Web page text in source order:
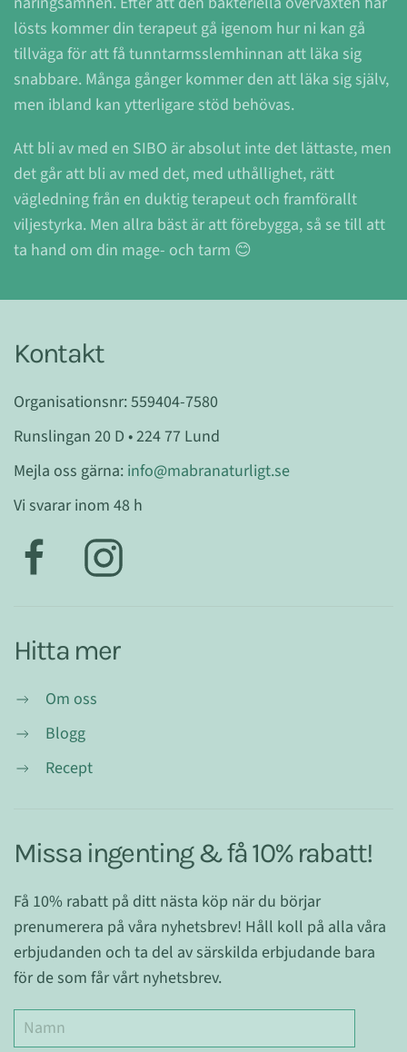
lösts kommer din terapeut gå igenom hur ni kan gå
tillväga för att få tunntarmsslemhinnan att läka sig
snabbare. Många gånger kommer den att läka sig själv,
men ibland kan ytterligare stöd behövas.
Att bli av med en SIBO är absolut inte det lättaste, men
det går att bli av med det, med uthållighet, rätt
vägledning från en duktig terapeut och framförallt
viljestyrka. Men allra bäst är att förebygga, så se till att
ta hand om din mage- och tarm 😊
Kontakt
Organisationsnr: 559404-7580
Runslingan 20 D • 224 77 Lund
Mejla oss gärna: info@mabranaturligt.se
Vi svarar inom 48 h
Hitta mer
Om oss
Blogg
Recept
Missa ingenting & få 10% rabatt!
Få 10% rabatt på ditt nästa köp när du börjar
prenumerera på våra nyhetsbrev! Håll koll på alla våra
erbjudanden och ta del av särskilda erbjudande bara
för de som får vårt nyhetsbrev.